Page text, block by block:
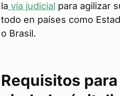
la vía judicial para agilizar
todo en países como
o Brasil.
Requisitos